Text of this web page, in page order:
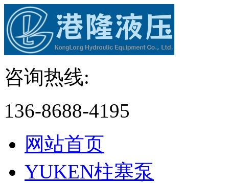
咨询热线:
136-8688-4195
网站首页
YUKEN柱塞泵